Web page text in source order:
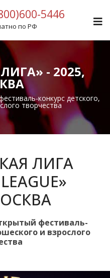
5446
по РФ
- 2025,
конкурс детского,
творчества
ЛИГА
фестиваль-
и взрослого